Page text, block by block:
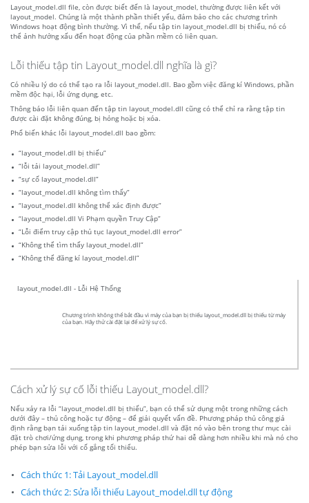
Layout_model.dll file, còn được biết đến là layout_model, thường được liên kết với
layout_model. Chúng là một thành phần thiết yếu, đảm bảo cho các chương trình
Windows hoạt động bình thường. Vì thế, nếu tập tin layout_model.dll bị thiếu, nó có
thể ảnh hưởng xấu đến hoạt động của phần mềm có liên quan.
Lỗi thiếu tập tin Layout_model.dll nghĩa là gì?
Có nhiều lý do có thể tạo ra lỗi layout_model.dll. Bao gồm việc đăng kí Windows, phần
mềm độc hại, lỗi ứng dụng, etc.
Thông báo lỗi liên quan đến tập tin layout_model.dll cũng có thể chỉ ra rằng tập tin
được cài đặt không đúng, bị hỏng hoặc bị xóa.
Phổ biến khác lỗi layout_model.dll bao gồm:
“layout_model.dll bị thiếu”
“lỗi tải layout_model.dll”
“sự cố layout_model.dll”
“layout_model.dll không tìm thấy”
“layout_model.dll không thể xác định được”
“layout_model.dll Vi Phạm quyền Truy Cập”
“Lỗi điểm truy cập thủ tục layout_model.dll error”
“Không thể tìm thấy layout_model.dll”
“Không thể đăng kí layout_model.dll”
layout_model.dll - Lỗi Hệ Thống
Chương trình không thể bắt đầu vì máy của bạn bị thiếu layout_model.dll bị thiếu từ máy
của bạn. Hãy thử cài đặt lại để xử lý sự cố.
Cách xử lý sự cố lỗi thiếu Layout_model.dll?
Nếu xảy ra lỗi “layout_model.dll bị thiếu”, bạn có thể sử dụng một trong những cách
dưới đây – thủ công hoặc tự động – để giải quyết vấn đề. Phương pháp thủ công giả
định rằng bạn tải xuống tập tin layout_model.dll và đặt nó vào bên trong thư mục cài
đặt trò chơi/ứng dụng, trong khi phương pháp thứ hai dễ dàng hơn nhiều khi mà nó cho
phép bạn sửa lỗi với cố gắng tối thiểu.
Cách thức 1: Tải Layout_model.dll
Cách thức 2: Sửa lỗi thiếu Layout_model.dll tự động